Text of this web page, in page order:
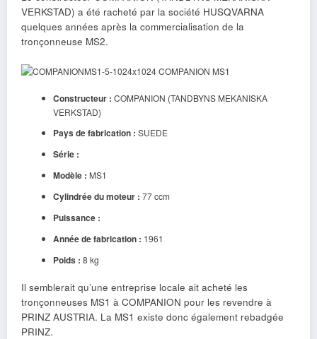
VERKSTAD) a été racheté par la société HUSQVARNA
quelques années après la commercialisation de la
tronçonneuse MS2.
Constructeur : COMPANION (TANDBYNS MEKANISKA
VERKSTAD)
Pays de fabrication : SUEDE
Série :
Modèle : MS1
Cylindrée du moteur : 77 ccm
Puissance :
Année de fabrication : 1961
Poids : 8 kg
Il semblerait qu’une entreprise locale ait acheté les
tronçonneuses MS1 à COMPANION pour les revendre à
PRINZ AUSTRIA. La MS1 existe donc également rebadgée
PRINZ.